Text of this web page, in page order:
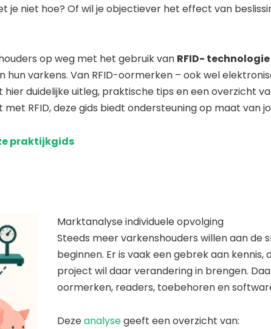
je niet hoe? Of wil je objectiever het effect van
op weg met het gebruik van RFID- technologie
hun varkens. Van RFID-oormerken – ook wel
duidelijke uitleg, praktische tips en een overzicht
RFID, deze gids biedt ondersteuning op maat van
praktijkgids
Marktanalyse individuele opvolging
Steeds meer varkenshouders willen aan de
beginnen. Er is vaak een gebrek aan
project wil daar verandering in brengen.
oormerken, readers, toebehoren en
Dezeanalysegeeft een overzicht van: